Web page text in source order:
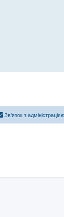
Зв'язок з адміністрацією